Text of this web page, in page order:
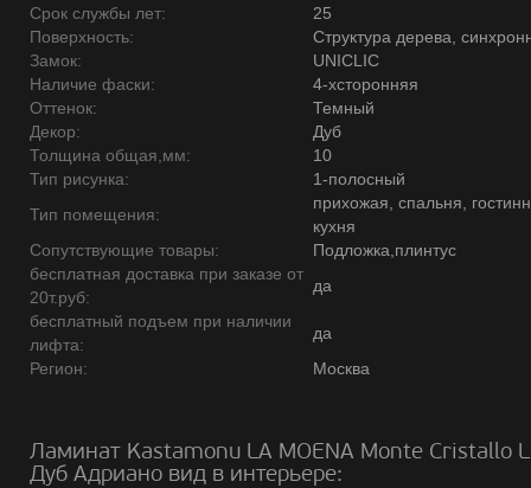
Срок службы лет:
25
Поверхность:
Структура дерева,
Замок:
UNICLIC
Наличие фаски:
4-хсторонняя
Оттенок:
Темный
Декор:
Дуб
Толщина общая,мм:
10
Тип рисунка:
1-полосный
Тип помещения:
прихожая, спальня,
кухня
Сопутствующие товары:
Подложка,плинтус
бесплатная доставка при заказе от
20т.руб:
да
бесплатный подъем при наличии
лифта:
да
Регион:
Москва
Ламинат Kastamonu LA MOENA Monte Cristallo
Дуб Адриано вид в интерьере: